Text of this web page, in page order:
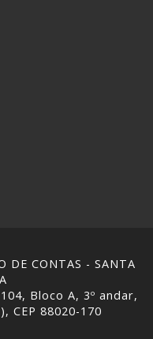
DE CONTAS - SANTA
Bloco A, 3º andar,
CEP 88020-170